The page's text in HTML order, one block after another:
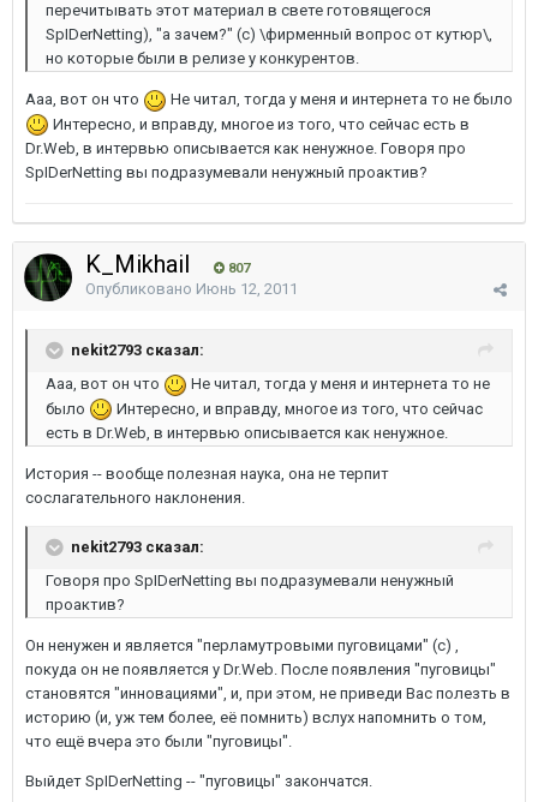
перечитывать этот материал в свете готовящегося
SpIDerNetting), "а зачем?" (с) \фирменный вопрос от кутюр\,
но которые были в релизе у конкурентов.
Ааа, вот он что
Не читал, тогда у меня и интернета то не было
Интересно, и вправду, многое из того, что сейчас есть в
Dr.Web, в интервью описывается как ненужное. Говоря про
SpIDerNetting вы подразумевали ненужный проактив?
K_Mikhail 807
Опубликовано Июнь 12, 2011
nekit2793 сказал:
Ааа, вот он что
Не читал, тогда у меня и интернета то не
было
Интересно, и вправду, многое из того, что сейчас
есть в Dr.Web, в интервью описывается как ненужное.
История -- вообще полезная наука, она не терпит
сослагательного наклонения.
nekit2793 сказал:
Говоря про SpIDerNetting вы подразумевали ненужный
проактив?
Он ненужен и является "перламутровыми пуговицами" (с) ,
покуда он не появляется у Dr.Web. После появления "пуговицы"
становятся "инновациями", и, при этом, не приведи Вас полезть в
историю (и, уж тем более, её помнить) вслух напомнить о том,
что ещё вчера это были "пуговицы".
Выйдет SpIDerNetting -- "пуговицы" закончатся.